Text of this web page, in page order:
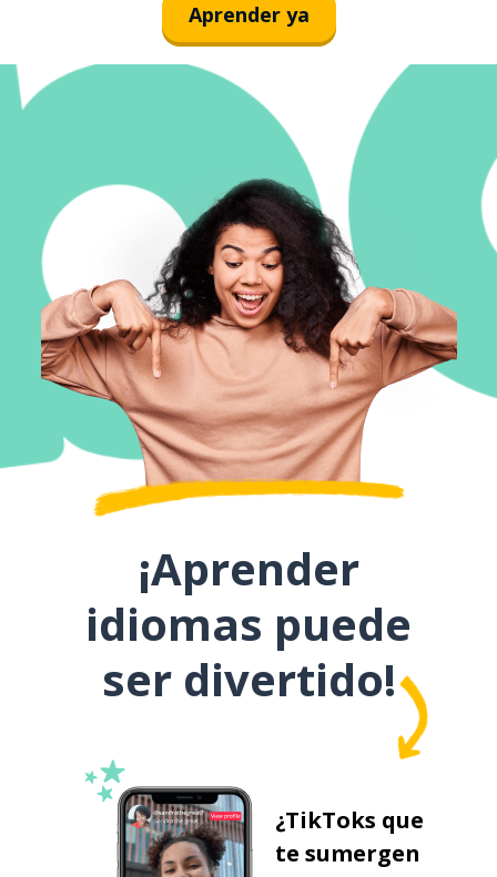
Aprender ya
¡Aprender
idiomas puede
ser divertido!
¿TikToks que
te sumergen